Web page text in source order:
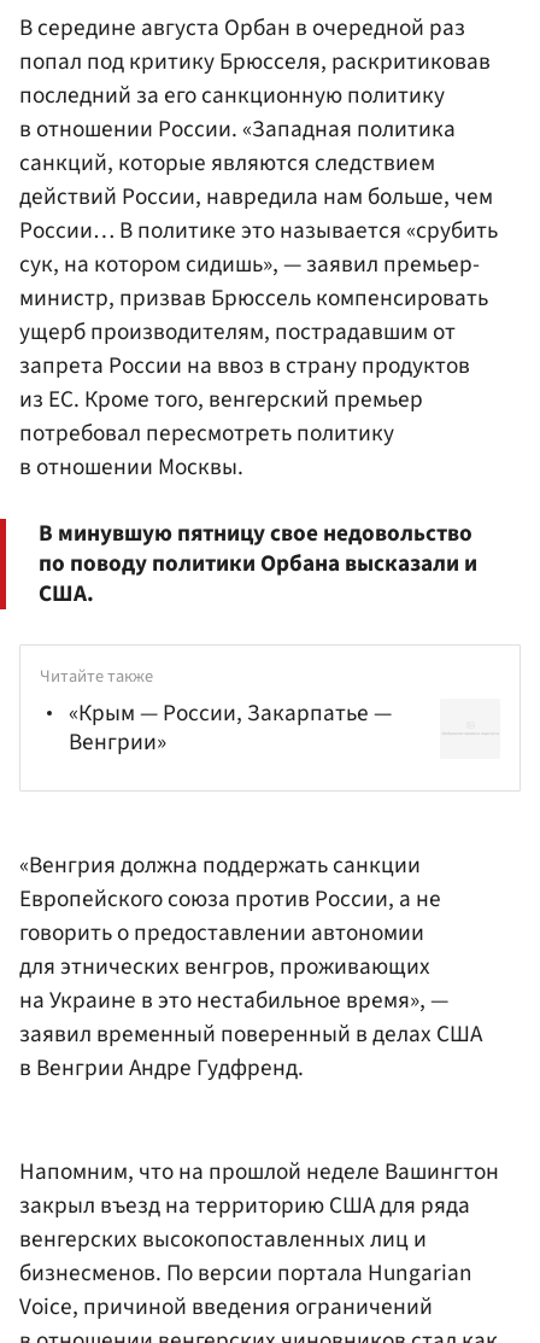
В середине августа Орбан в очередной раз
попал под критику Брюсселя, раскритиковав
последний за его санкционную политику
в отношении России. «Западная политика
санкций, которые являются следствием
действий России, навредила нам больше, чем
России… В политике это называется «срубить
сук, на котором сидишь», — заявил премьер-
министр, призвав Брюссель компенсировать
ущерб производителям, пострадавшим от
запрета России на ввоз в страну продуктов
из ЕС. Кроме того, венгерский премьер
потребовал пересмотреть политику
в отношении Москвы.
В минувшую пятницу свое недовольство
по поводу политики Орбана высказали и
США.
Читайте также
«Крым — России, Закарпатье —
Венгрии»
«Венгрия должна поддержать санкции
Европейского союза против России, а не
говорить о предоставлении автономии
для этнических венгров, проживающих
на Украине в это нестабильное время», —
заявил временный поверенный в делах США
в Венгрии Андре Гудфренд.
Напомним, что на прошлой неделе Вашингтон
закрыл въезд на территорию США для ряда
венгерских высокопоставленных лиц и
бизнесменов. По версии портала Hungarian
Voice, причиной введения ограничений